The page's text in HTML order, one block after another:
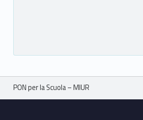
Breadcrumbs navigation
PON per la Scuola – MIUR